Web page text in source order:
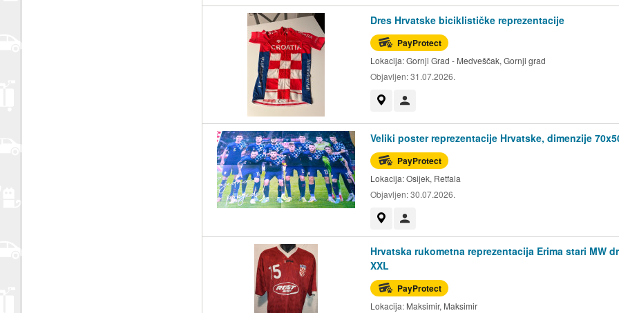
Dres Hrvatske biciklističke reprezentacije
PayProtect
Lokacija:Gornji Grad - Medveščak, Gornji grad
Objavljen:31.07.2026.
Veliki poster reprezentacije Hrvatske, dimenzije
PayProtect
Lokacija:Osijek, Retfala
Objavljen:30.07.2026.
Hrvatska rukometna reprezentacija Erima stari MW
XXL
PayProtect
Lokacija: Maksimir, Maksimir